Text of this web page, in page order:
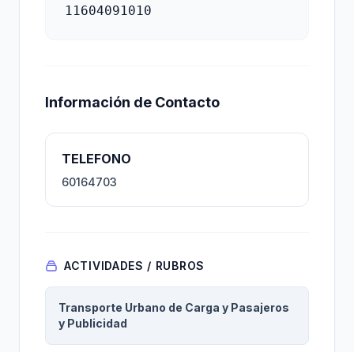
11604091010
Información de Contacto
TELEFONO
60164703
ACTIVIDADES / RUBROS
Transporte Urbano de Carga y Pasajeros
y Publicidad